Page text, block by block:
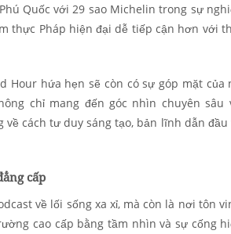
Quốc với 29 sao Michelin trong sự
thực Pháp hiện đại dễ tiếp cận hơn với
Hour hứa hẹn sẽ còn có sự góp mặt của
chỉ mang đến góc nhìn chuyên sâu
về cách tư duy sáng tạo, bản lĩnh dẫn
cấp
về lối sống xa xỉ, mà còn là nơi tôn
cao cấp bằng tầm nhìn và sự cống